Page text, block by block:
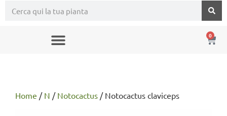
0
Home / N / Notocactus / Notocactus claviceps